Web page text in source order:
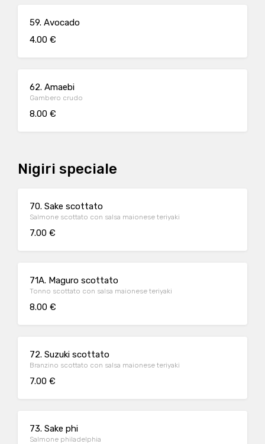
59. Avocado
4.00 €
62. Amaebi
Gambero crudo
8.00 €
Nigiri speciale
70. Sake scottato
Salmone scottato con salsa maionese teriyaki
7.00 €
71A. Maguro scottato
Tonno scottato con salsa maionese teriyaki
8.00 €
72. Suzuki scottato
Branzino scottato con salsa maionese teriyaki
7.00 €
73. Sake phi
Salmone philadelphia